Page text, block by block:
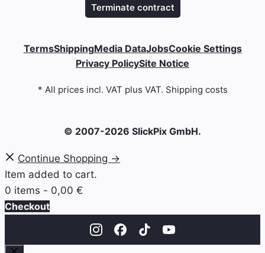
© 2007-2026 SlickPix GmbH.
TermsShippingMedia DataJobsCookie Settings
Privacy PolicySite Notice
Terminate contract
* All prices incl. VAT plus VAT. Shipping costs
Continue Shopping →
Item added to cart.
0 items - 0,00 €
Checkout